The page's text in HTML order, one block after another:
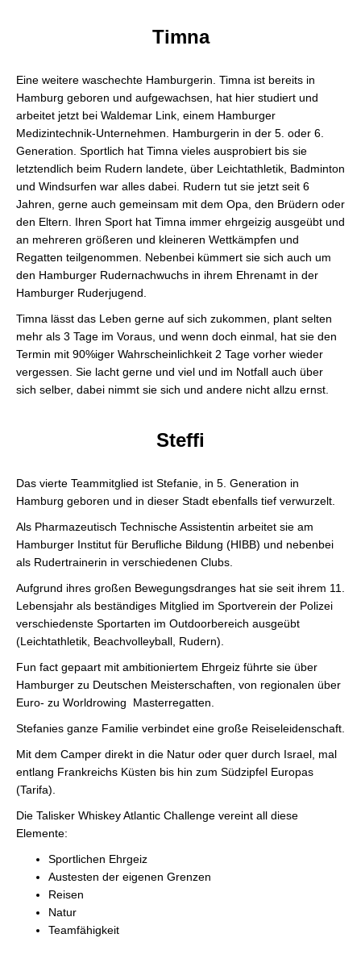
Timna
Eine weitere waschechte Hamburgerin. Timna ist bereits in
Hamburg geboren und aufgewachsen, hat hier studiert und
arbeitet jetzt bei Waldemar Link, einem Hamburger
Medizintechnik-Unternehmen. Hamburgerin in der 5. oder 6.
Generation. Sportlich hat Timna vieles ausprobiert bis sie
letztendlich beim Rudern landete, über Leichtathletik, Badminton
und Windsurfen war alles dabei. Rudern tut sie jetzt seit 6
Jahren, gerne auch gemeinsam mit dem Opa, den Brüdern oder
den Eltern. Ihren Sport hat Timna immer ehrgeizig ausgeübt und
an mehreren größeren und kleineren Wettkämpfen und
Regatten teilgenommen. Nebenbei kümmert sie sich auch um
den Hamburger Rudernachwuchs in ihrem Ehrenamt in der
Hamburger Ruderjugend.
Timna lässt das Leben gerne auf sich zukommen, plant selten
mehr als 3 Tage im Voraus, und wenn doch einmal, hat sie den
Termin mit 90%iger Wahrscheinlichkeit 2 Tage vorher wieder
vergessen. Sie lacht gerne und viel und im Notfall auch über
sich selber, dabei nimmt sie sich und andere nicht allzu ernst.
Steffi
Das vierte Teammitglied ist Stefanie, in 5. Generation in
Hamburg geboren und in dieser Stadt ebenfalls tief verwurzelt.
Als Pharmazeutisch Technische Assistentin arbeitet sie am
Hamburger Institut für Berufliche Bildung (HIBB) und nebenbei
als Rudertrainerin in verschiedenen Clubs.
Aufgrund ihres großen Bewegungsdranges hat sie seit ihrem 11.
Lebensjahr als beständiges Mitglied im Sportverein der Polizei
verschiedenste Sportarten im Outdoorbereich ausgeübt
(Leichtathletik, Beachvolleyball, Rudern).
Fun fact gepaart mit ambitioniertem Ehrgeiz führte sie über
Hamburger zu Deutschen Meisterschaften, von regionalen über
Euro- zu Worldrowing Masterregatten.
Stefanies ganze Familie verbindet eine große Reiseleidenschaft.
Mit dem Camper direkt in die Natur oder quer durch Israel, mal
entlang Frankreichs Küsten bis hin zum Südzipfel Europas
(Tarifa).
Die Talisker Whiskey Atlantic Challenge vereint all diese
Elemente:
Sportlichen Ehrgeiz
Austesten der eigenen Grenzen
Reisen
Natur
Teamfähigkeit